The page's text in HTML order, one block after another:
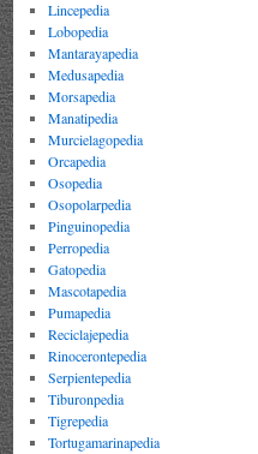
Lincepedia
Lobopedia
Mantarayapedia
Medusapedia
Morsapedia
Manatipedia
Murcielagopedia
Orcapedia
Osopedia
Osopolarpedia
Pinguinopedia
Perropedia
Gatopedia
Mascotapedia
Pumapedia
Reciclajepedia
Rinocerontepedia
Serpientepedia
Tiburonpedia
Tigrepedia
Tortugamarinapedia